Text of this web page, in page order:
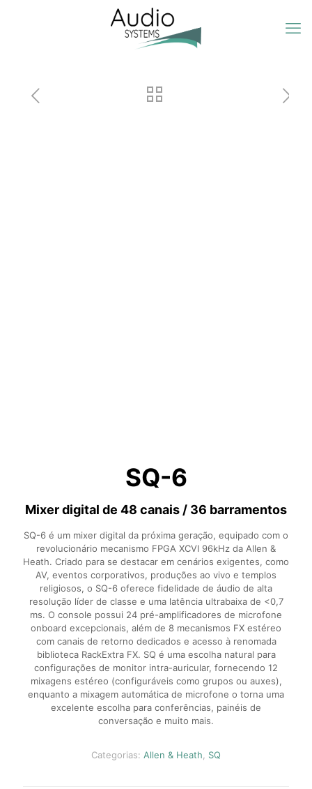
SQ-6
Mixer digital de 48 canais / 36 barramentos
SQ-6 é um mixer digital da próxima geração, equipado com o
revolucionário mecanismo FPGA XCVI 96kHz da Allen &
Heath. Criado para se destacar em cenários exigentes, como
AV, eventos corporativos, produções ao vivo e templos
religiosos, o SQ-6 oferece fidelidade de áudio de alta
resolução líder de classe e uma latência ultrabaixa de <0,7
ms. O console possui 24 pré-amplificadores de microfone
onboard excepcionais, além de 8 mecanismos FX estéreo
com canais de retorno dedicados e acesso à renomada
biblioteca RackExtra FX. SQ é uma escolha natural para
configurações de monitor intra-auricular, fornecendo 12
mixagens estéreo (configuráveis ​​como grupos ou auxes),
enquanto a mixagem automática de microfone o torna uma
excelente escolha para conferências, painéis de
conversação e muito mais.
Categorias: Allen & Heath SQ